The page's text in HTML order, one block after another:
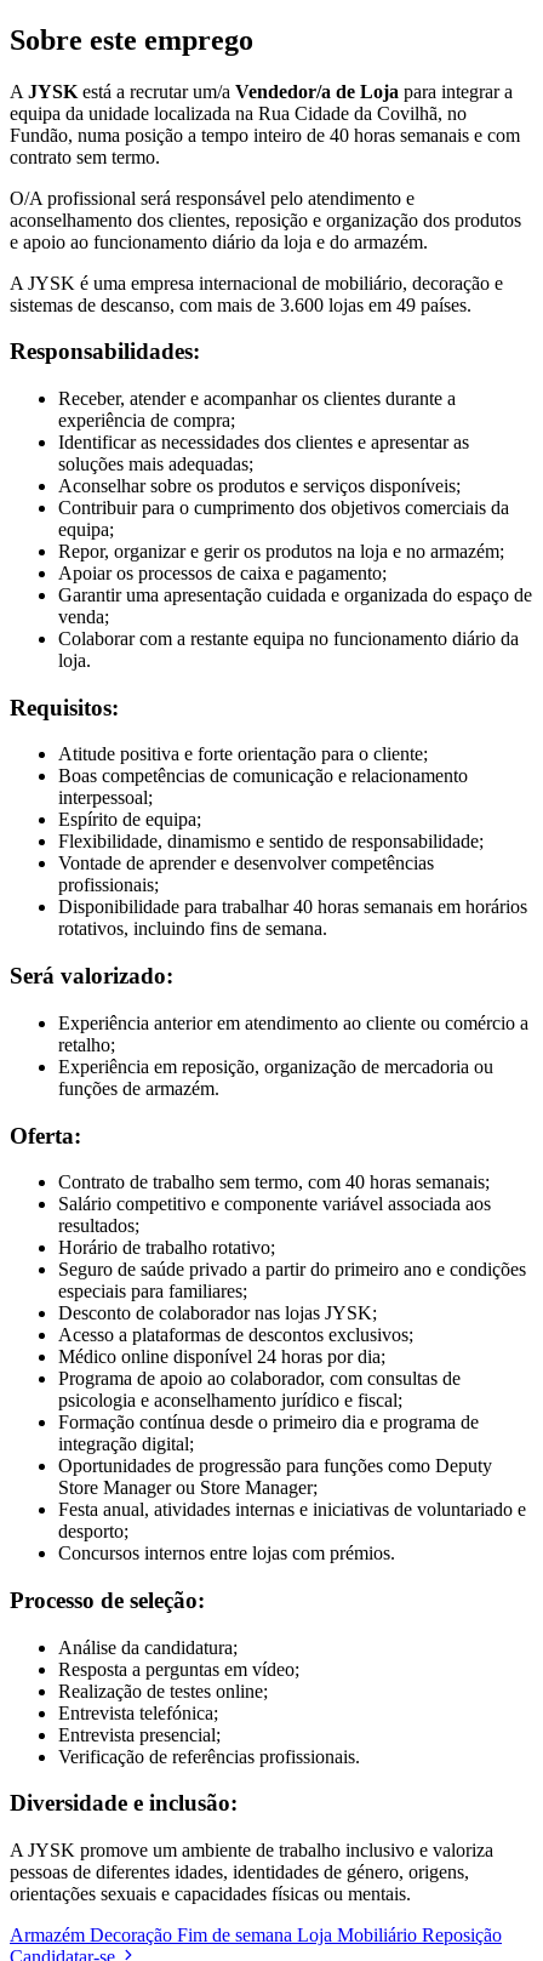
Sobre este emprego
A JYSK está a recrutar um/a Vendedor/a de Loja para integrar a
equipa da unidade localizada na Rua Cidade da Covilhã, no
Fundão, numa posição a tempo inteiro de 40 horas semanais e com
contrato sem termo.
O/A profissional será responsável pelo atendimento e
aconselhamento dos clientes, reposição e organização dos produtos
e apoio ao funcionamento diário da loja e do armazém.
A JYSK é uma empresa internacional de mobiliário, decoração e
sistemas de descanso, com mais de 3.600 lojas em 49 países.
Responsabilidades:
Receber, atender e acompanhar os clientes durante a
experiência de compra;
Identificar as necessidades dos clientes e apresentar as
soluções mais adequadas;
Aconselhar sobre os produtos e serviços disponíveis;
Contribuir para o cumprimento dos objetivos comerciais da
equipa;
Repor, organizar e gerir os produtos na loja e no armazém;
Apoiar os processos de caixa e pagamento;
Garantir uma apresentação cuidada e organizada do espaço de
venda;
Colaborar com a restante equipa no funcionamento diário da
loja.
Requisitos:
Atitude positiva e forte orientação para o cliente;
Boas competências de comunicação e relacionamento
interpessoal;
Espírito de equipa;
Flexibilidade, dinamismo e sentido de responsabilidade;
Vontade de aprender e desenvolver competências
profissionais;
Disponibilidade para trabalhar 40 horas semanais em horários
rotativos, incluindo fins de semana.
Será valorizado:
Experiência anterior em atendimento ao cliente ou comércio a
retalho;
Experiência em reposição, organização de mercadoria ou
funções de armazém.
Oferta:
Contrato de trabalho sem termo, com 40 horas semanais;
Salário competitivo e componente variável associada aos
resultados;
Horário de trabalho rotativo;
Seguro de saúde privado a partir do primeiro ano e condições
especiais para familiares;
Desconto de colaborador nas lojas JYSK;
Acesso a plataformas de descontos exclusivos;
Médico online disponível 24 horas por dia;
Programa de apoio ao colaborador, com consultas de
psicologia e aconselhamento jurídico e fiscal;
Formação contínua desde o primeiro dia e programa de
integração digital;
Oportunidades de progressão para funções como Deputy
Store Manager ou Store Manager;
Festa anual, atividades internas e iniciativas de voluntariado e
desporto;
Concursos internos entre lojas com prémios.
Processo de seleção:
Análise da candidatura;
Resposta a perguntas em vídeo;
Realização de testes online;
Entrevista telefónica;
Entrevista presencial;
Verificação de referências profissionais.
Diversidade e inclusão:
A JYSK promove um ambiente de trabalho inclusivo e valoriza
pessoas de diferentes idades, identidades de género, origens,
orientações sexuais e capacidades físicas ou mentais.
Armazém Decoração Fim de semana Loja Mobiliário Reposição